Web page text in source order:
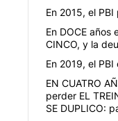
En 2015, el
En DOCE años
CINCO, y la
En 2019, el
EN CUATRO
perder EL
SE DUPLICO: